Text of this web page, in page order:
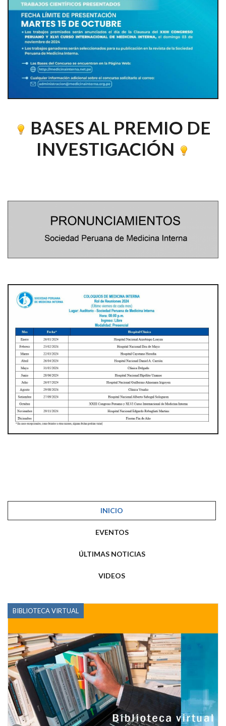
BASES AL PREMIO DE
INVESTIGACIÓN
INICIO
EVENTOS
ÚLTIMAS NOTICIAS
VIDEOS
BIBLIOTECA VIRTUAL